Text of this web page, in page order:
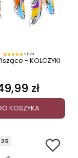
5.0 (1)
- KOLCZYKI
zł
KOSZYKA